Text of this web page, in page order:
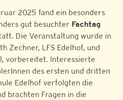
2025 fand ein besonders
gut besuchter Fachtag
Die Veranstaltung wurde in
Zechner, LFS Edelhof, und
vorbereitet. Interessierte
des ersten und dritten
Edelhof verfolgten die
brachten Fragen in die